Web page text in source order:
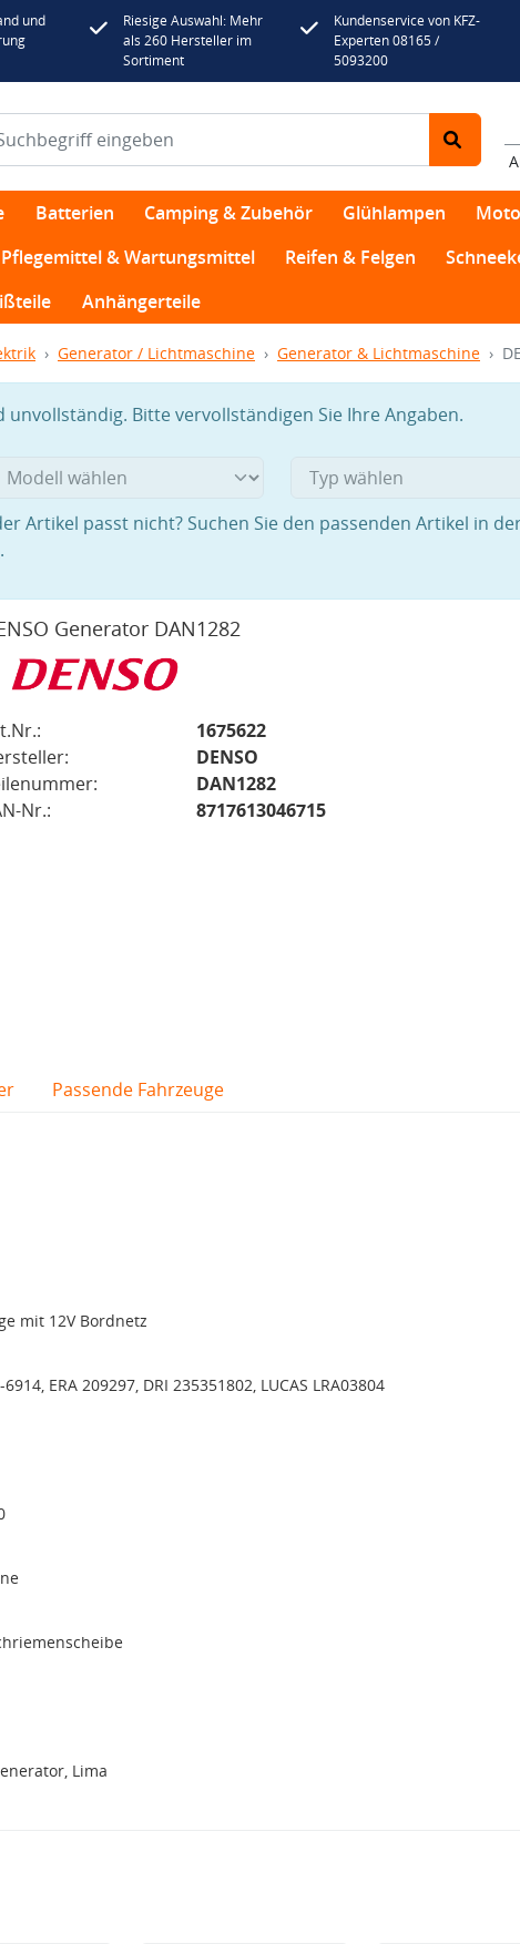
und
Riesige Auswahl: Mehr
als 260 Hersteller im
Sortiment
Kundenservice von KFZ-
Experten 08165 /
5093200
Batterien Camping & Zubehör Glühlampen
Pflegemittel & Wartungsmittel Reifen & Felgen
Anhängerteile
Generator / Lichtmaschine Generator & Lichtmaschine
unvollständig. Bitte vervollständigen Sie Ihre Angaben.
Artikel passt nicht? Suchen Sie den passenden Artikel in
.
Generator DAN1282
1675622
DENSO
DAN1282
Nr.:
8717613046715
Passende Fahrzeuge
mit 12V Bordnetz
6914, ERA 209297, DRI 235351802, LUCAS LRA03804
Lima